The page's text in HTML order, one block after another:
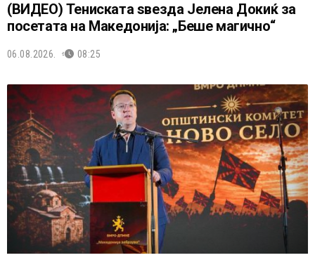
(ВИДЕО) Тениската ѕвезда Јелена Докиќ за
посетата на Македонија: „Беше магично“
06.08.2026. 08:25